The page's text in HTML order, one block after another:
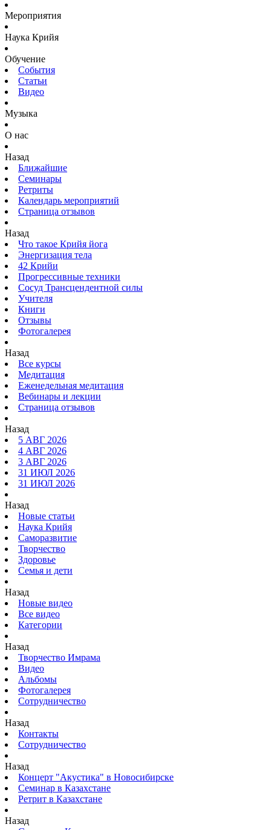
Мероприятия
Наука Крийя
Обучение
События
Статьи
Видео
Музыка
О нас
Назад
Ближайшие
Семинары
Ретриты
Календарь мероприятий
Страница отзывов
Назад
Что такое Крийя йога
Энергизация тела
42 Крийи
Прогрессивные техники
Сосуд Трансцендентной силы
Учителя
Книги
Отзывы
Фотогалерея
Назад
Все курсы
Медитация
Еженедельная медитация
Вебинары и лекции
Страница отзывов
Назад
5 АВГ 2026
4 АВГ 2026
3 АВГ 2026
31 ИЮЛ 2026
31 ИЮЛ 2026
Назад
Новые статьи
Наука Крийя
Саморазвитие
Творчество
Здоровье
Семья и дети
Назад
Новые видео
Все видео
Категории
Назад
Творчество Имрама
Видео
Альбомы
Фотогалерея
Сотрудничество
Назад
Контакты
Сотрудничество
Назад
Концерт "Акустика" в Новосибирске
Семинар в Казахстане
Ретрит в Казахстане
Назад